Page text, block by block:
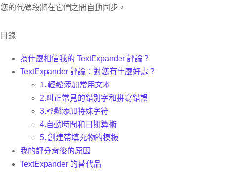
您的代碼段將在它們之間自動同步。
目錄
為什麼相信我的 TextExpander 評論？
TextExpander 評論：對您有什麼好處？
1. 輕鬆添加常用文本
2.糾正常見的錯別字和拼寫錯誤
3.輕鬆添加特殊字符
4.自動時間和日期算術
5. 創建帶填充物的模板
我的評分背後的原因
TextExpander 的替代品